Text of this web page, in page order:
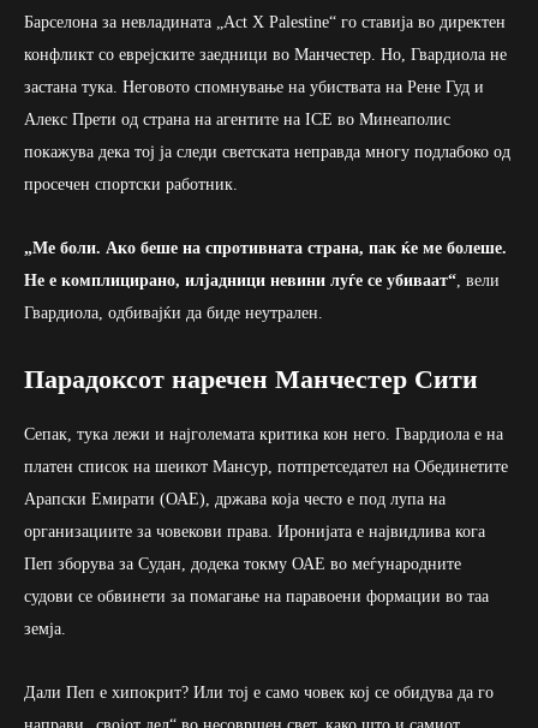
Барселона за невладината „Act X Palestine“ го ставија во директен
конфликт со еврејските заедници во Манчестер. Но, Гвардиола не
застана тука. Неговото спомнување на убиствата на Рене Гуд и
Алекс Прети од страна на агентите на ICE во Минеаполис
покажува дека тој ја следи светската неправда многу подлабоко од
просечен спортски работник.
„Ме боли. Ако беше на спротивната страна, пак ќе ме болеше.
Не е комплицирано, илјадници невини луѓе се убиваат“ , вели
Гвардиола, одбивајќи да биде неутрален.
Парадоксот наречен Манчестер Сити
Сепак, тука лежи и најголемата критика кон него. Гвардиола е на
платен список на шеикот Мансур, потпретседател на Обединетите
Арапски Емирати (ОАЕ), држава која често е под лупа на
организациите за човекови права. Иронијата е највидлива кога
Пеп зборува за Судан, додека токму ОАЕ во меѓународните
судови се обвинети за помагање на паравоени формации во таа
земја.
Дали Пеп е хипокрит? Или тој е само човек кој се обидува да го